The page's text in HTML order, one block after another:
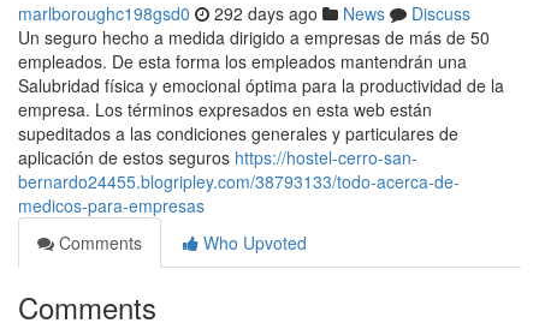
marlboroughc198gsd0 292 days ago News
Discuss
Un seguro hecho a medida dirigido a empresas de más de 50
empleados. De esta forma los empleados mantendrán una
Salubridad física y emocional óptima para la productividad de la
empresa. Los términos expresados en esta web están
supeditados a las condiciones generales y particulares de
aplicación de estos seguros https://hostel-cerro-san-
bernardo24455.blogripley.com/38793133/todo-acerca-de-
medicos-para-empresas
Comments
Who Upvoted
Comments